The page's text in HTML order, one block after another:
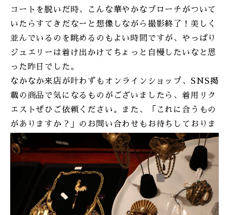
コートを脱いだ時、こんな華やかなブローチがついて
いたらすてきだなーと想像しながら撮影終了！美しく
並んでいるのを眺めるのもよい時間ですが、やっぱり
ジュエリーは着け出かけてちょっと自慢したいなと思
った昨日でした。
なかなか来店が叶わずもオンラインショップ、SNS掲
載の商品で気になるものがございましたら、着用リク
エストぜひご依頼ください。また、「これに合うもの
がありますか？」のお問い合わせもお待ちしておりま
す。